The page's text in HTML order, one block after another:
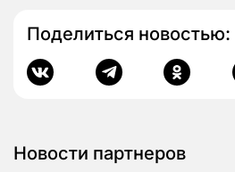
Поделиться новостью:
Новости партнеров